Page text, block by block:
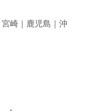
崎｜鹿児島｜沖